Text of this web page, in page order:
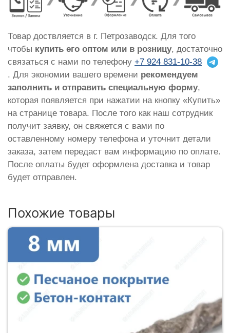
Товар доствляется в г. Петрозаводск. Для того
чтобы купить его оптом или в розницу, достаточно
связаться с нами по телефону +7 924 831-10-38
. Для экономии вашего времени рекомендуем
заполнить и отправить специальную форму,
которая появляется при нажатии на кнопку «Купить»
на странице товара. После того как наш сотрудник
получит заявку, он свяжется с вами по
оставленному номеру телефона и уточнит детали
заказа, затем передаст вам информацию по оплате.
После оплаты будет оформлена доставка и товар
будет отправлен.
Похожие товары